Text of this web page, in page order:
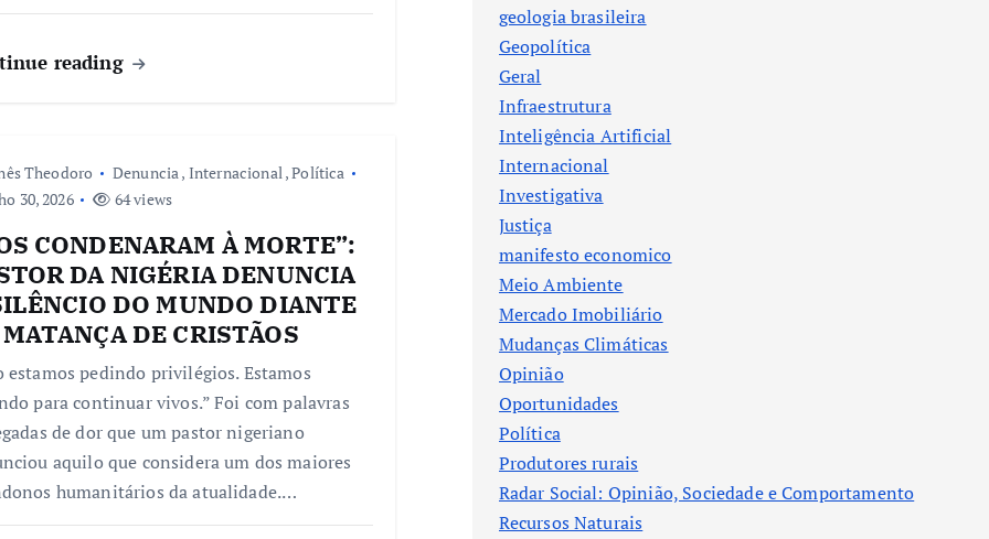
reading
Theodoro Denuncia, Internacional,Política
30, 2026
64 views
CONDENARAM À MORTE”:
DA NIGÉRIA DENUNCIA
DO MUNDO DIANTE
DE CRISTÃOS
estamos pedindo privilégios. Estamos
para continuar vivos.” Foi com palavras
de dor que um pastor nigeriano
aquilo que considera um dos maiores
humanitários da atualidade.…
geologia brasileira
Geopolítica
Geral
Infraestrutura
Inteligência Artificial
Internacional
Investigativa
Justiça
manifesto economico
Meio Ambiente
Mercado Imobiliário
Mudanças Climáticas
Opinião
Oportunidades
Política
Produtores rurais
Radar Social: Opinião, Sociedade e Comportamento
Recursos Naturais